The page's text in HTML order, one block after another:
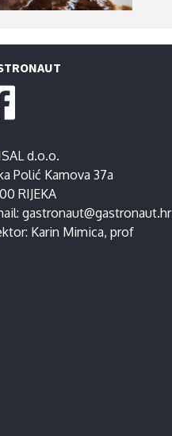
d.o.o.
Polić Kamova 37a
RIJEKA
gastronaut@gastronaut.hr
Karin Mimica, prof